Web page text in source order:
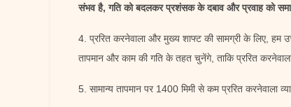
संभव है, गति को बदलकर प्रशंसक के दबाव और प्रवाह को
4. प्ररित करनेवाला और मुख्य शाफ्ट की सामग्री के लिए, हम
तापमान और काम की गति के तहत चुनेंगे, ताकि प्ररित
5. सामान्य तापमान पर 1400 मिमी से कम प्ररित